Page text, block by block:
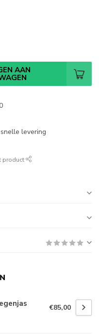
AAN
levering
product
€85,00